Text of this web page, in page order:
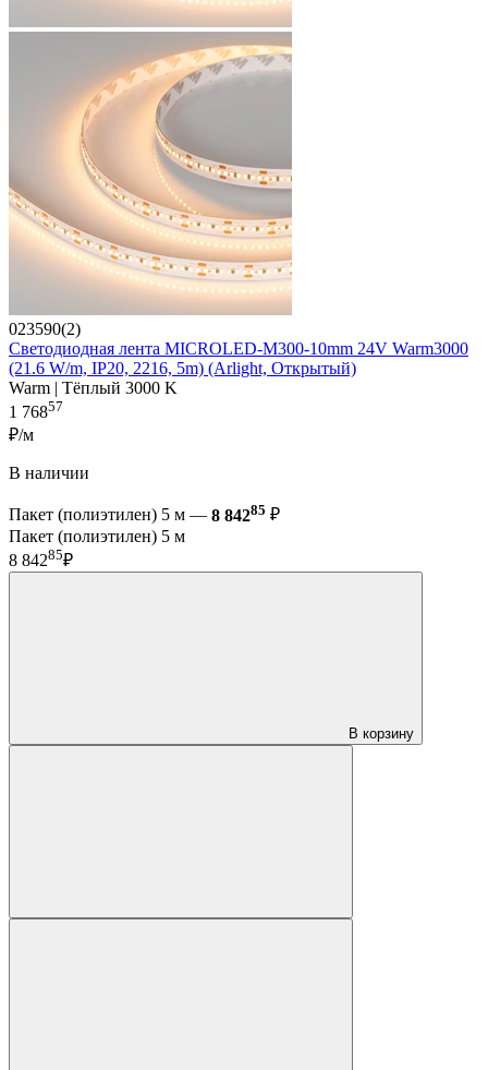
023590(2)
Светодиодная лента MICROLED-M300-10mm 24V Warm3000
(21.6 W/m, IP20, 2216, 5m) (Arlight, Открытый)
Warm | Тёплый 3000 K
1 76857
₽/м
В наличии
Пакет (полиэтилен) 5 м — 8 84285 ₽
Пакет (полиэтилен) 5 м
8 84285₽
В корзину